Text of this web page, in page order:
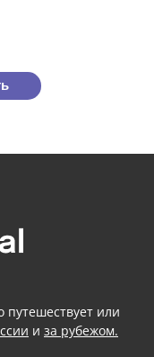
путешествует или
и за рубежом.